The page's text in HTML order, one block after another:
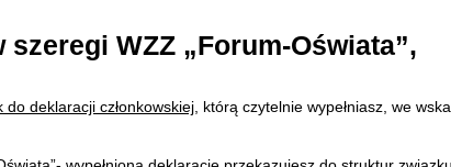
WZZ „Forum-Oświata”,
do deklaracji członkowskiej , którą czytelnie wypełniasz, we